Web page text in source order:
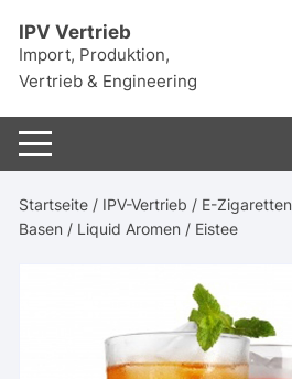
Inhalt
springen
IPV Vertrieb
Import, Produktion,
Vertrieb & Engineering
Startseite / IPV-Vertrieb / E-Zigaretten
Basen / Liquid Aromen / Eistee